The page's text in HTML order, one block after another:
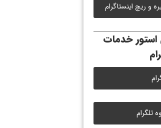
و ریچ اینستاگرام
خدمات
تلگرام